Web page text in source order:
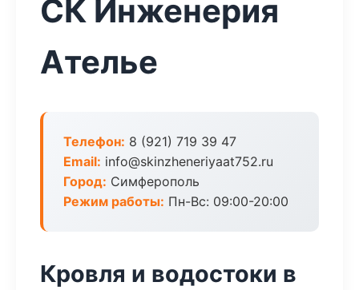
СК Инженерия
Ателье
Телефон: 8 (921) 719 39 47
Email: info@skinzheneriyaat752.ru
Город: Симферополь
Режим работы: Пн-Вс: 09:00-20:00
Кровля и водостоки в